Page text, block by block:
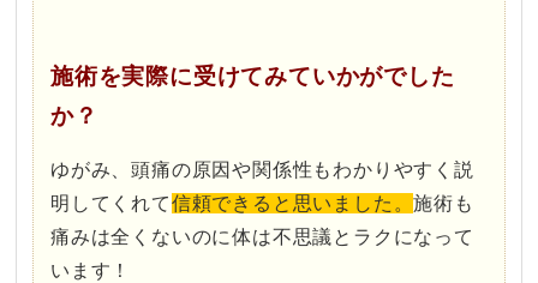
施術を実際に受けてみていかがでした
か？
ゆがみ、頭痛の原因や関係性もわかりやすく説
明してくれて信頼できると思いました。施術も
痛みは全くないのに体は不思議とラクになって
います！